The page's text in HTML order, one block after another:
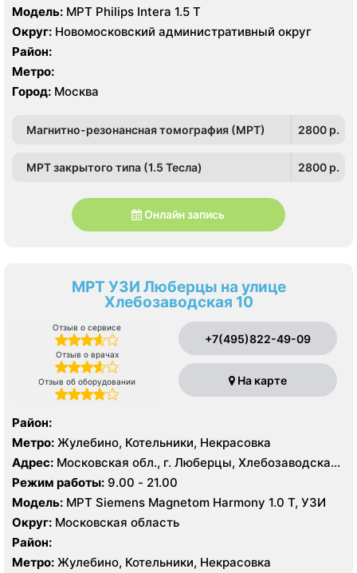
Модель: МРТ Philips Intera 1.5 T
Округ: Новомосковский административный округ
Район:
Метро:
Город: Москва
Магнитно-резонансная томография (МРТ) 2800 p.
МРТ закрытого типа (1.5 Тесла) 2800 p.
Онлайн запись
МРТ УЗИ Люберцы на улице
Хлебозаводская 10
Отзыв о сервисе
Отзыв о врачах
Отзыв об оборудовании
+7(495)822-49-09
На карте
Район:
Метро: Жулебино, Котельники, Некрасовка
Адрес: Московская обл., г. Люберцы, Хлебозаводская
ул. 10
Режим работы: 9.00 - 21.00
Модель: МРТ Siemens Magnetom Harmony 1.0 Т, УЗИ
Округ: Московская область
Район:
Метро: Жулебино, Котельники, Некрасовка